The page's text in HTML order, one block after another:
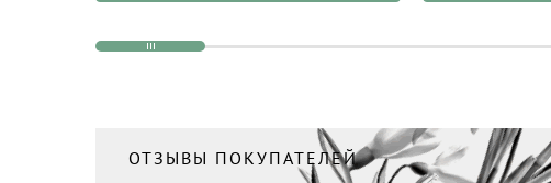
ОТЗЫВЫ ПОКУПАТЕЛЕЙ